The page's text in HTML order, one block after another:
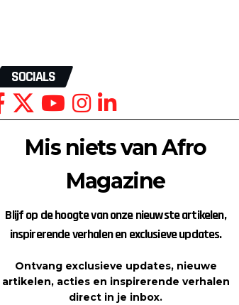
SOCIALS
Mis niets van Afro
Magazine
Blijf op de hoogte van onze nieuwste artikelen,
inspirerende verhalen en exclusieve updates.
Ontvang exclusieve updates, nieuwe
artikelen, acties en inspirerende verhalen
direct in je inbox.